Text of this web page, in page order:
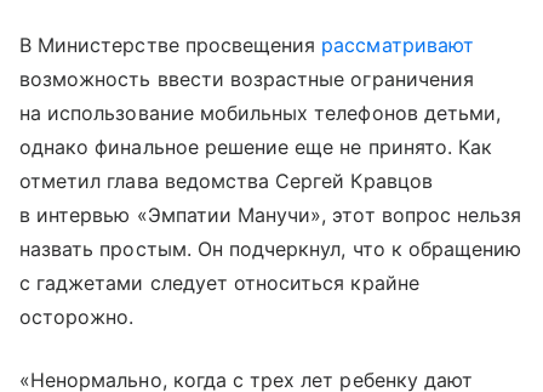
В Министерстве просвещения рассматривают
возможность ввести возрастные ограничения
на использование мобильных телефонов детьми,
однако финальное решение еще не принято. Как
отметил глава ведомства Сергей Кравцов
в интервью «Эмпатии Манучи», этот вопрос нельзя
назвать простым. Он подчеркнул, что к обращению
с гаджетами следует относиться крайне
осторожно.
«Ненормально, когда с трех лет ребенку дают